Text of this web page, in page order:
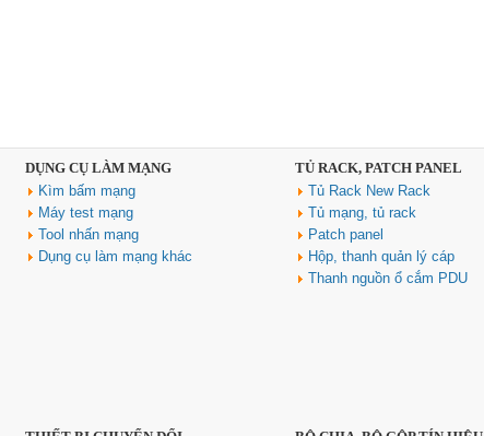
DỤNG CỤ LÀM MẠNG
Kìm bấm mạng
Máy test mạng
Tool nhấn mạng
Dụng cụ làm mạng khác
TỦ RACK, PATCH PANEL
Tủ Rack New Rack
Tủ mạng, tủ rack
Patch panel
Hộp, thanh quản lý cáp
Thanh nguồn ổ cắm PDU